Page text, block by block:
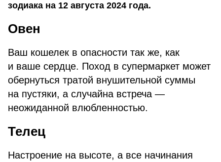
зодиака на 12 августа 2024 года.
Овен
Ваш кошелек в опасности так же, как
и ваше сердце. Поход в супермаркет может
обернуться тратой внушительной суммы
на пустяки, а случайна встреча —
неожиданной влюбленностью.
Телец
Настроение на высоте, а все начинания